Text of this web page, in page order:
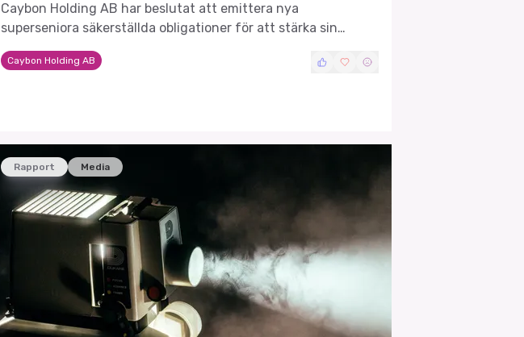
Caybon Holding AB har beslutat att emittera nya
superseniora säkerställda obligationer för att stärka sin
finansiella ställning.
Caybon Holding AB
Rapport Media